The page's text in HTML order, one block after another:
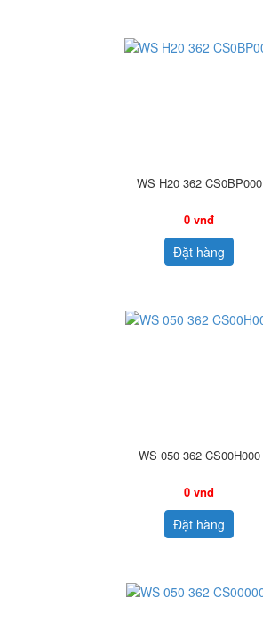
WS H20 362 CS0BP000
0 vnđ
Đặt hàng
WS 050 362 CS00H000
0 vnđ
Đặt hàng